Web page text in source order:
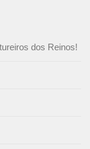
dos Reinos!